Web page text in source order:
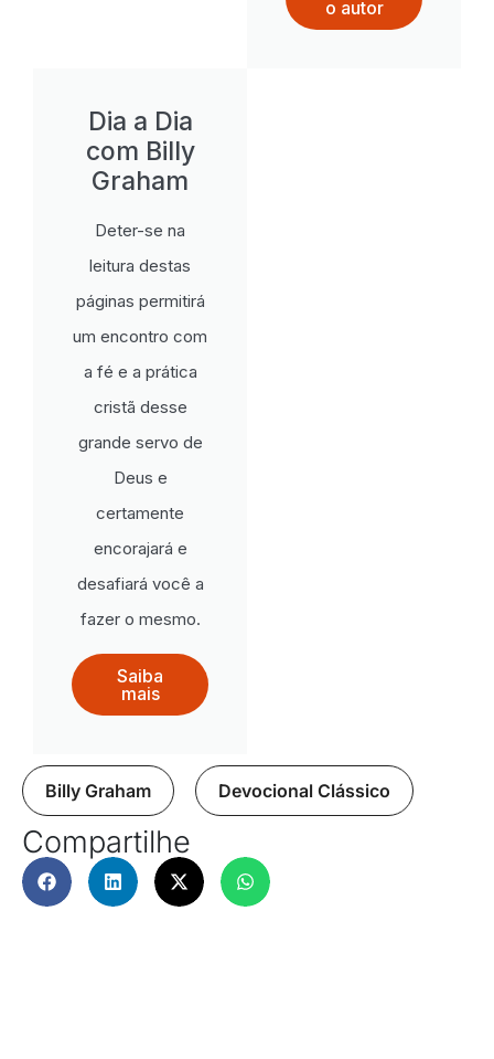
o autor
Dia a Dia
com Billy
Graham
Deter-se na
leitura destas
páginas permitirá
um encontro com
a fé e a prática
cristã desse
grande servo de
Deus e
certamente
encorajará e
desafiará você a
fazer o mesmo.
Saiba
mais
Billy Graham Devocional Clássico
Compartilhe